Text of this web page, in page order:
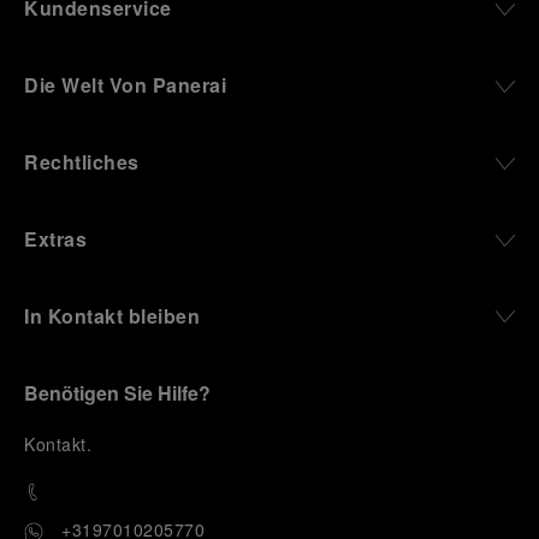
Kundenservice
Die Welt Von Panerai
Rechtliches
Extras
In Kontakt bleiben
Benötigen Sie Hilfe?
Kontakt.
+3197010205770